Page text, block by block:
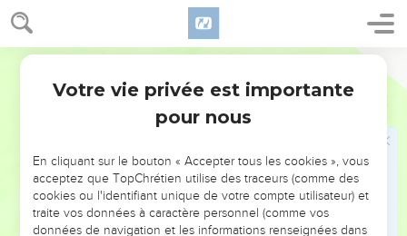
2 Samuel 9
7 Et David lui dit : Ne crains point, car certainement je te ferai
du bien pour l'amour de Jonathan, ton père ; et je te rendrai
toutes les terres de Saül, ton père ; et toi, tu mangeras
toujours à ma table.
Alors Méphibosheth se prosterna et dit : Qu'est ton
serviteur, que tu aies regardé un chien mort tel que moi ?
Puis le roi appela Tsiba, serviteur de Saül, et lui dit : J'ai
donné au fils de ton maître tout ce qui appartenait à Saül et à
toute sa maison.
Tu cultiveras donc pour lui ces terres-là, toi et tes fils et tes
Votre vie privée est importante
pour nous
En cliquant sur le bouton « Accepter tous les cookies », vous
acceptez que TopChrétien utilise des traceurs (comme des
cookies ou l'identifiant unique de votre compte utilisateur) et
traite vos données à caractère personnel (comme vos
données de navigation et les informations renseignées dans